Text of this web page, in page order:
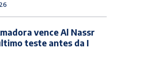
vence Al Nassr
teste antes da I